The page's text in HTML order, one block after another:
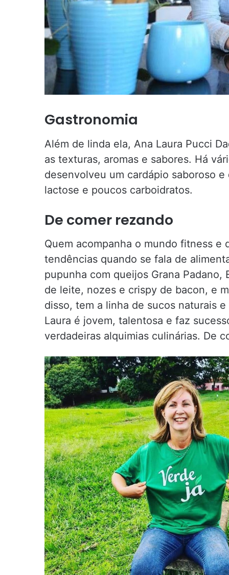
Gastronomia
Além de linda ela, Ana Laura Pucci
as texturas, aromas e sabores. Há
desenvolveu um cardápio saboroso
lactose e poucos carboidratos.
De comer rezando
Quem acompanha o mundo fitness e
tendências quando se fala de
pupunha com queijos Grana Padano,
de leite, nozes e crispy de bacon, e
disso, tem a linha de sucos naturais
Laura é jovem, talentosa e faz
verdadeiras alquimias culinárias. De